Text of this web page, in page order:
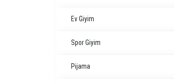
Ev Giyim
Spor Giyim
Pijama